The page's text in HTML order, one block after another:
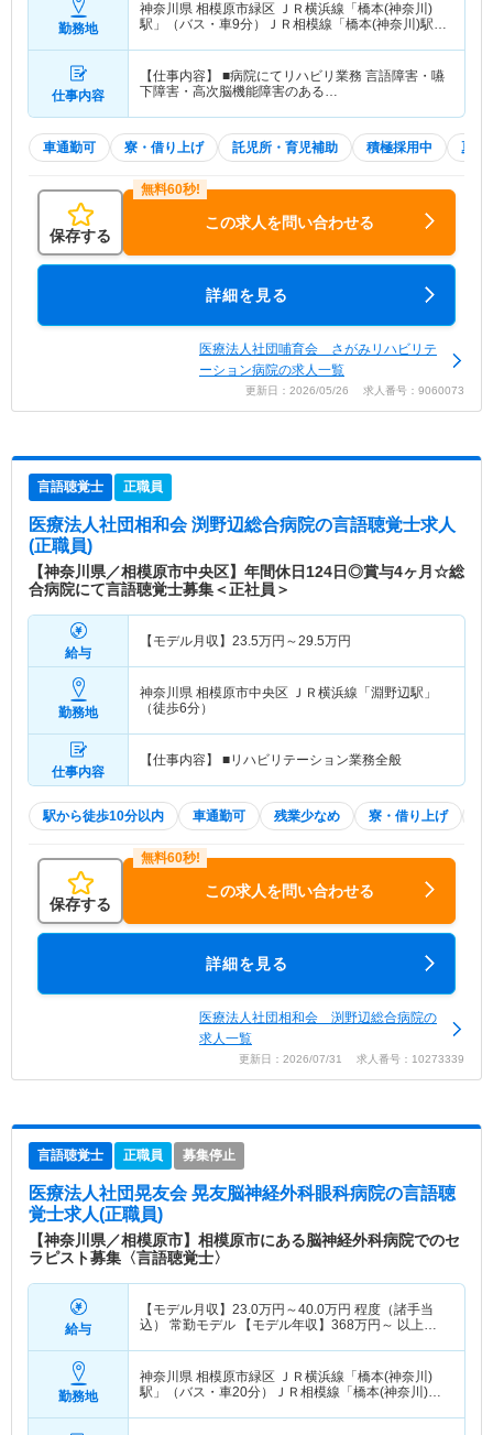
勤務地
神奈川県 相模原市緑区 ＪＲ横浜線「橋本(神奈川)
駅」（バス・車9分）ＪＲ相模線「橋本(神奈川)駅」
仕事内容
【仕事内容】 ■病院にてリハビリ業務 言語障害・嚥
下障害・高次脳機能障害のある…
車通勤可 寮・借り上げ 託児所・育児補助 積極採用中 夏～
保存する
この求人を問い合わせる
詳細を見る
医療法人社団哺育会 さがみリハビリテ
ーション病院の求人一覧
更新日：2026/05/26 求人番号：9060073
言語聴覚士 正職員
医療法人社団相和会 渕野辺総合病院の言語聴覚士求人
(正職員)
【神奈川県／相模原市中央区】年間休日124日◎賞与4ヶ月☆総
合病院にて言語聴覚士募集＜正社員＞
給与
【モデル月収】 23.5万円～29.5万円
勤務地
神奈川県 相模原市中央区 ＪＲ横浜線「淵野辺駅」
（徒歩6分）
仕事内容
【仕事内容】 ■リハビリテーション業務全般
駅から徒歩10分以内 車通勤可 残業少なめ 寮・借り上げ
保存する
この求人を問い合わせる
詳細を見る
医療法人社団相和会 渕野辺総合病院の
求人一覧
更新日：2026/07/31 求人番号：10273339
言語聴覚士 正職員 募集停止
医療法人社団晃友会 晃友脳神経外科眼科病院の言語聴
覚士求人(正職員)
【神奈川県／相模原市】相模原市にある脳神経外科病院でのセ
ラピスト募集〈言語聴覚士〉
給与
【モデル月収】 23.0万円～40.0万円 程度（諸手当
込） 常勤モデル 【モデル年収】 368万円～ 以上
勤務地
神奈川県 相模原市緑区 ＪＲ横浜線「橋本(神奈川)
駅」（バス・車20分）ＪＲ相模線「橋本(神奈川)